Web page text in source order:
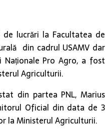
lucrări la Facultatea de
din cadrul USAMV dar
Naționale Pro Agro, a fost
Agriculturii.
din partea PNL, Marius
Oficial din data de 3
la Ministerul Agriculturii.